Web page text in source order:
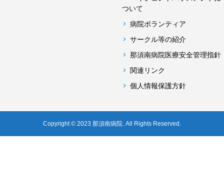
ついて
病院ボランティア
サークル等の紹介
那須南病院医療安全管理指針
関連リンク
個人情報保護方針
Copyright © 2023 那須南病院. All Rights Reserved.